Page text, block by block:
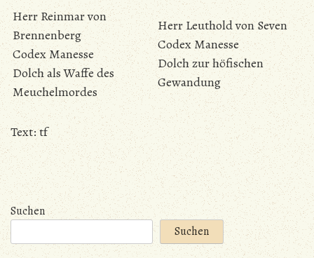
Herr Reinmar von
Brennenberg
Codex Manesse
Dolch als Waffe des
Meuchelmordes
Herr Leuthold von Seven
Codex Manesse
Dolch zur höfischen
Gewandung
Text: tf
Suchen
Suchen